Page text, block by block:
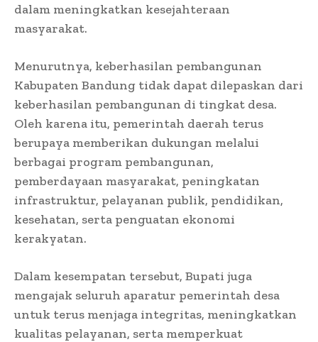
dalam meningkatkan kesejahteraan
masyarakat.
Menurutnya, keberhasilan pembangunan
Kabupaten Bandung tidak dapat dilepaskan dari
keberhasilan pembangunan di tingkat desa.
Oleh karena itu, pemerintah daerah terus
berupaya memberikan dukungan melalui
berbagai program pembangunan,
pemberdayaan masyarakat, peningkatan
infrastruktur, pelayanan publik, pendidikan,
kesehatan, serta penguatan ekonomi
kerakyatan.
Dalam kesempatan tersebut, Bupati juga
mengajak seluruh aparatur pemerintah desa
untuk terus menjaga integritas, meningkatkan
kualitas pelayanan, serta memperkuat